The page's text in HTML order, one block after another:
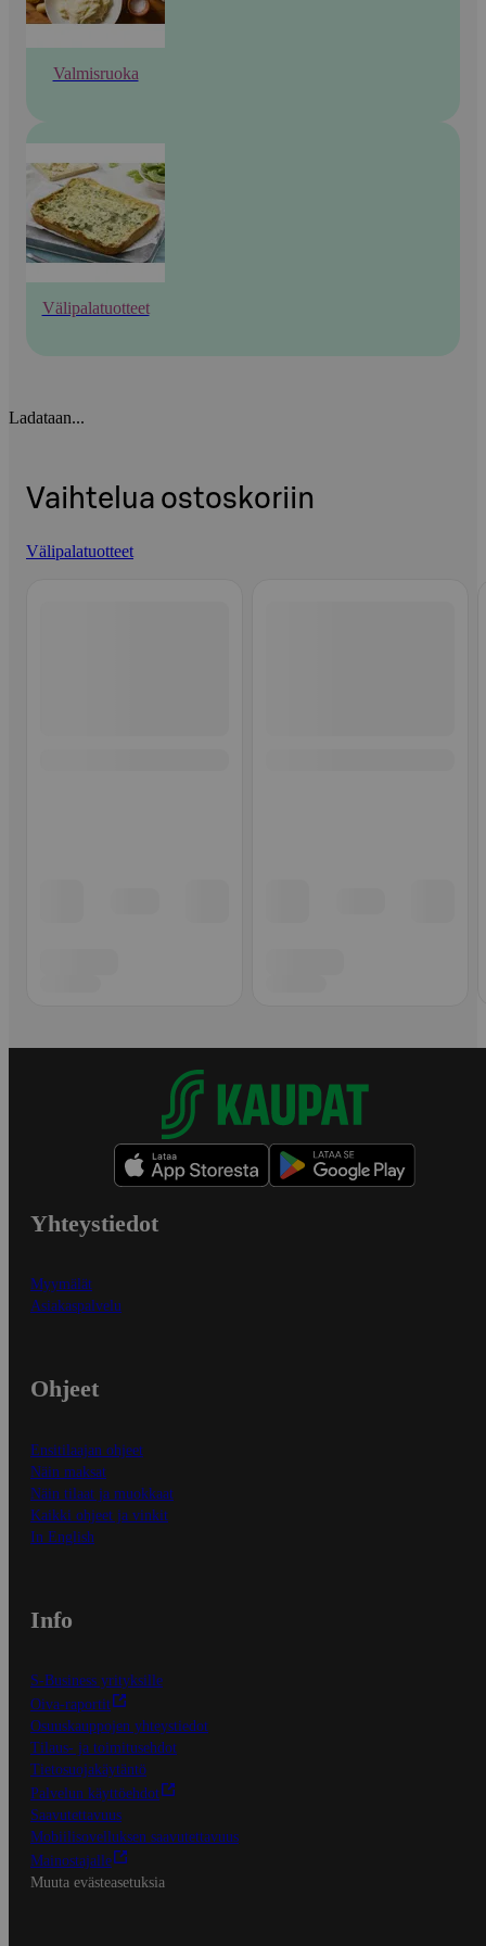
Valmisruoka
Välipalatuotteet
Ladataan...
Vaihtelua ostoskoriin
Välipalatuotteet
Yhteystiedot
Myymälät
Asiakaspalvelu
Ohjeet
Ensitilaajan ohjeet
Näin maksat
Näin tilaat ja muokkaat
Kaikki ohjeet ja vinkit
In English
Info
S-Business yrityksille
Oiva-raportit
Osuuskauppojen yhteystiedot
Tilaus- ja toimitusehdot
Tietosuojakäytäntö
Palvelun käyttöehdot
Saavutettavuus
Mobiilisovelluksen saavutettavuus
Mainostajalle
Muuta evästeasetuksia